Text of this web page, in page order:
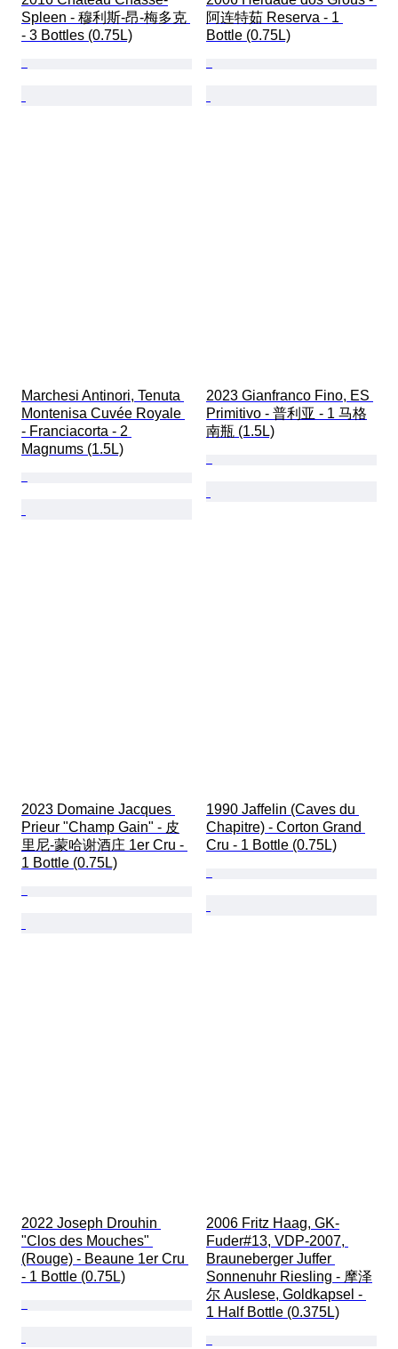
Spleen - 穆利斯-昂-梅多克
- 3 Bottles (0.75L)
阿连特茹 Reserva - 1
Bottle (0.75L)
Marchesi Antinori, Tenuta
Montenisa Cuvée Royale
- Franciacorta - 2
Magnums (1.5L)
2023 Gianfranco Fino, ES
Primitivo - 普利亚 - 1 马格
南瓶 (1.5L)
2023 Domaine Jacques
Prieur "Champ Gain" - 皮
里尼-蒙哈谢酒庄 1er Cru -
1 Bottle (0.75L)
1990 Jaffelin (Caves du
Chapitre) - Corton Grand
Cru - 1 Bottle (0.75L)
2022 Joseph Drouhin
"Clos des Mouches"
(Rouge) - Beaune 1er Cru
- 1 Bottle (0.75L)
2006 Fritz Haag, GK-
Fuder#13, VDP-2007,
Brauneberger Juffer
Sonnenuhr Riesling - 摩泽
尔 Auslese, Goldkapsel -
1 Half Bottle (0.375L)